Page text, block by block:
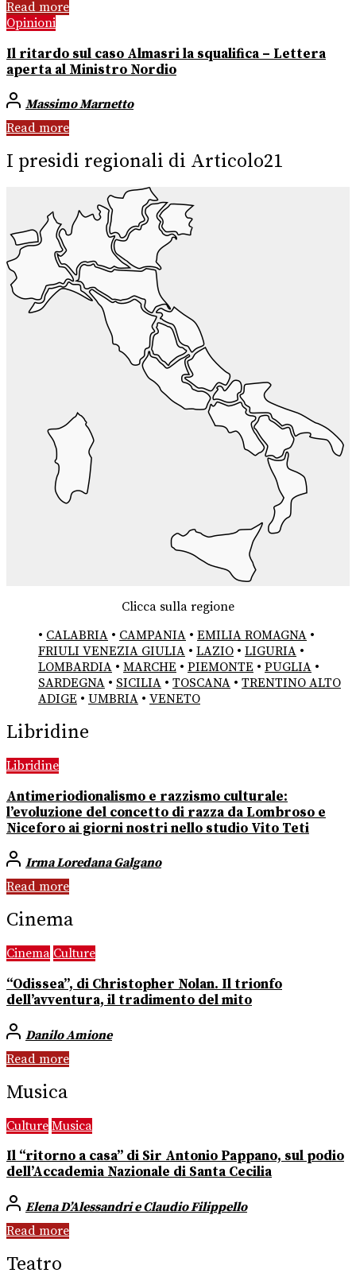
Read more
Opinioni
Il ritardo sul caso Almasri la squalifica – Lettera
aperta al Ministro Nordio
Massimo Marnetto
Read more
I presidi regionali di Articolo21
Clicca sulla regione
• CALABRIA • CAMPANIA • EMILIA ROMAGNA •
FRIULI VENEZIA GIULIA • LAZIO • LIGURIA •
LOMBARDIA • MARCHE • PIEMONTE • PUGLIA •
SARDEGNA • SICILIA • TOSCANA • TRENTINO ALTO
ADIGE • UMBRIA • VENETO
Libridine
Libridine
Antimeriodionalismo e razzismo culturale:
l’evoluzione del concetto di razza da Lombroso e
Niceforo ai giorni nostri nello studio Vito Teti
Irma Loredana Galgano
Read more
Cinema
Cinema Culture
“Odissea”, di Christopher Nolan. Il trionfo
dell’avventura, il tradimento del mito
Danilo Amione
Read more
Musica
Culture Musica
Il “ritorno a casa” di Sir Antonio Pappano, sul podio
dell’Accademia Nazionale di Santa Cecilia
Elena D’Alessandri e Claudio Filippello
Read more
Teatro